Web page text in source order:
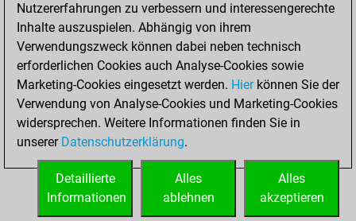
Bauer setzt Matt
0
Erstickte Matts
Unterverwandlungen
Türme auf der siebten
0
STARTSEITE
Nutzererfahrungen zu verbessern und interessengerechte
Inhalte auszuspielen. Abhängig von ihrem
Verwendungszweck können dabei neben technisch
erforderlichen Cookies auch Analyse-Cookies sowie
Marketing-Cookies eingesetzt werden. Hierkönnen Sie der
Verwendung von Analyse-Cookies und Marketing-Cookies
widersprechen. Weitere Informationen finden Sie in
unserer Datenschutzerklärung.
Alles
akzeptieren
Alles
ablehnen
Detaillierte
Informationen